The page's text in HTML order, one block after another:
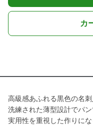
カ
高級感あふれる黒色の名刺
洗練された薄型設計でパ
実用性を重視した作りにな